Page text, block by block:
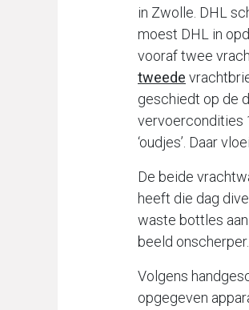
in Zwolle. DHL
moest DHL in
vooraf twee
tweede
geschiedt op de
vervoercondities
‘oudjes’. Daar
De beide
heeft die dag
waste bottles
beeld onscherper.
Volgens
opgegeven